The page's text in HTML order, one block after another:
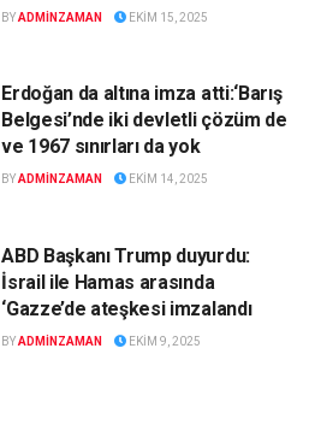
BYADMINZAMAN EKIM 15, 2025
Erdoğan da altına imza atti:‘Barış
Belgesi’nde iki devletli çözüm de
ve 1967 sınırları da yok
BYADMINZAMAN EKIM 14, 2025
ABD Başkanı Trump duyurdu:
İsrail ile Hamas arasında
‘Gazze’de ateşkesi imzalandı
BYADMINZAMAN EKIM 9, 2025